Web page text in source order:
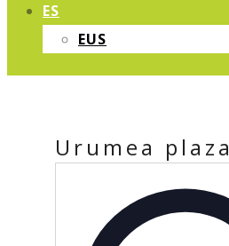
ES
EUS
Urumea plaza